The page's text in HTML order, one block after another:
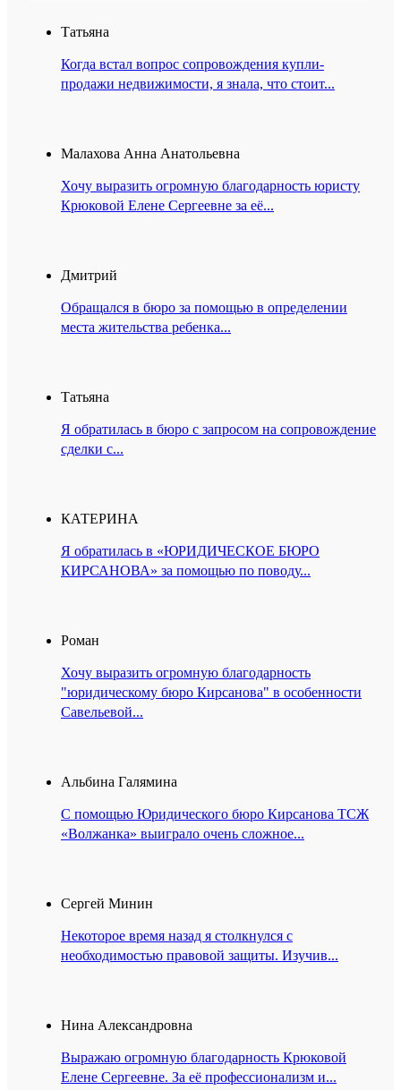
Татьяна
Когда встал вопрос сопровождения купли-
продажи недвижимости, я знала, что стоит...
Малахова Анна Анатольевна
Хочу выразить огромную благодарность юристу
Крюковой Елене Сергеевне за её...
Дмитрий
Обращался в бюро за помощью в определении
места жительства ребенка...
Татьяна
Я обратилась в бюро с запросом на сопровождение
сделки с...
КАТЕРИНА
Я обратилась в «ЮРИДИЧЕСКОЕ БЮРО
КИРСАНОВА» за помощью по поводу...
Роман
Хочу выразить огромную благодарность
"юридическому бюро Кирсанова" в особенности
Савельевой...
Альбина Галямина
С помощью Юридического бюро Кирсанова ТСЖ
«Волжанка» выиграло очень сложное...
Сергей Минин
Некоторое время назад я столкнулся с
необходимостью правовой защиты. Изучив...
Нина Александровна
Выражаю огромную благодарность Крюковой
Елене Сергеевне. За её профессионализм и...